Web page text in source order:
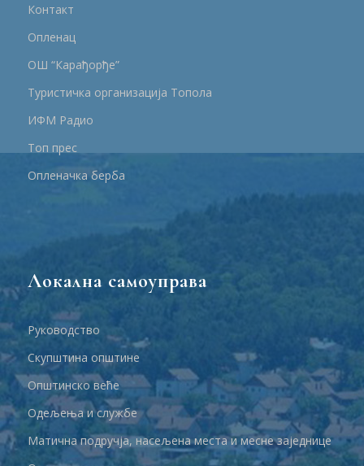
Контакт
Опленац
ОШ “Карађорђе”
Туристичка организација Топола
ИФМ Радио
Топ прес
Опленачка берба
Локална самоуправа
Руководство
Скупштина општине
Општинско веће
Одељења и службе
Матична подручја, насељена места и месне заједнице